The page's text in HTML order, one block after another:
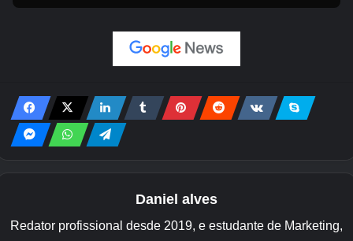
Daniel alves
Redator profissional desde 2019, e estudante de Marketing,